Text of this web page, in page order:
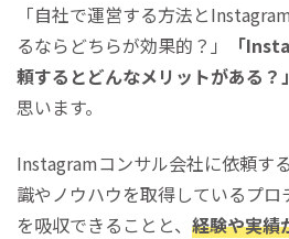
「自社で運営する方法と
るならどちらが効果的？」
「
頼するとどんなメリットがある？」
思います。
Instagramコンサル会社に依頼す
識やノウハウを取得しているプ
を吸収できることと、 経験や実績